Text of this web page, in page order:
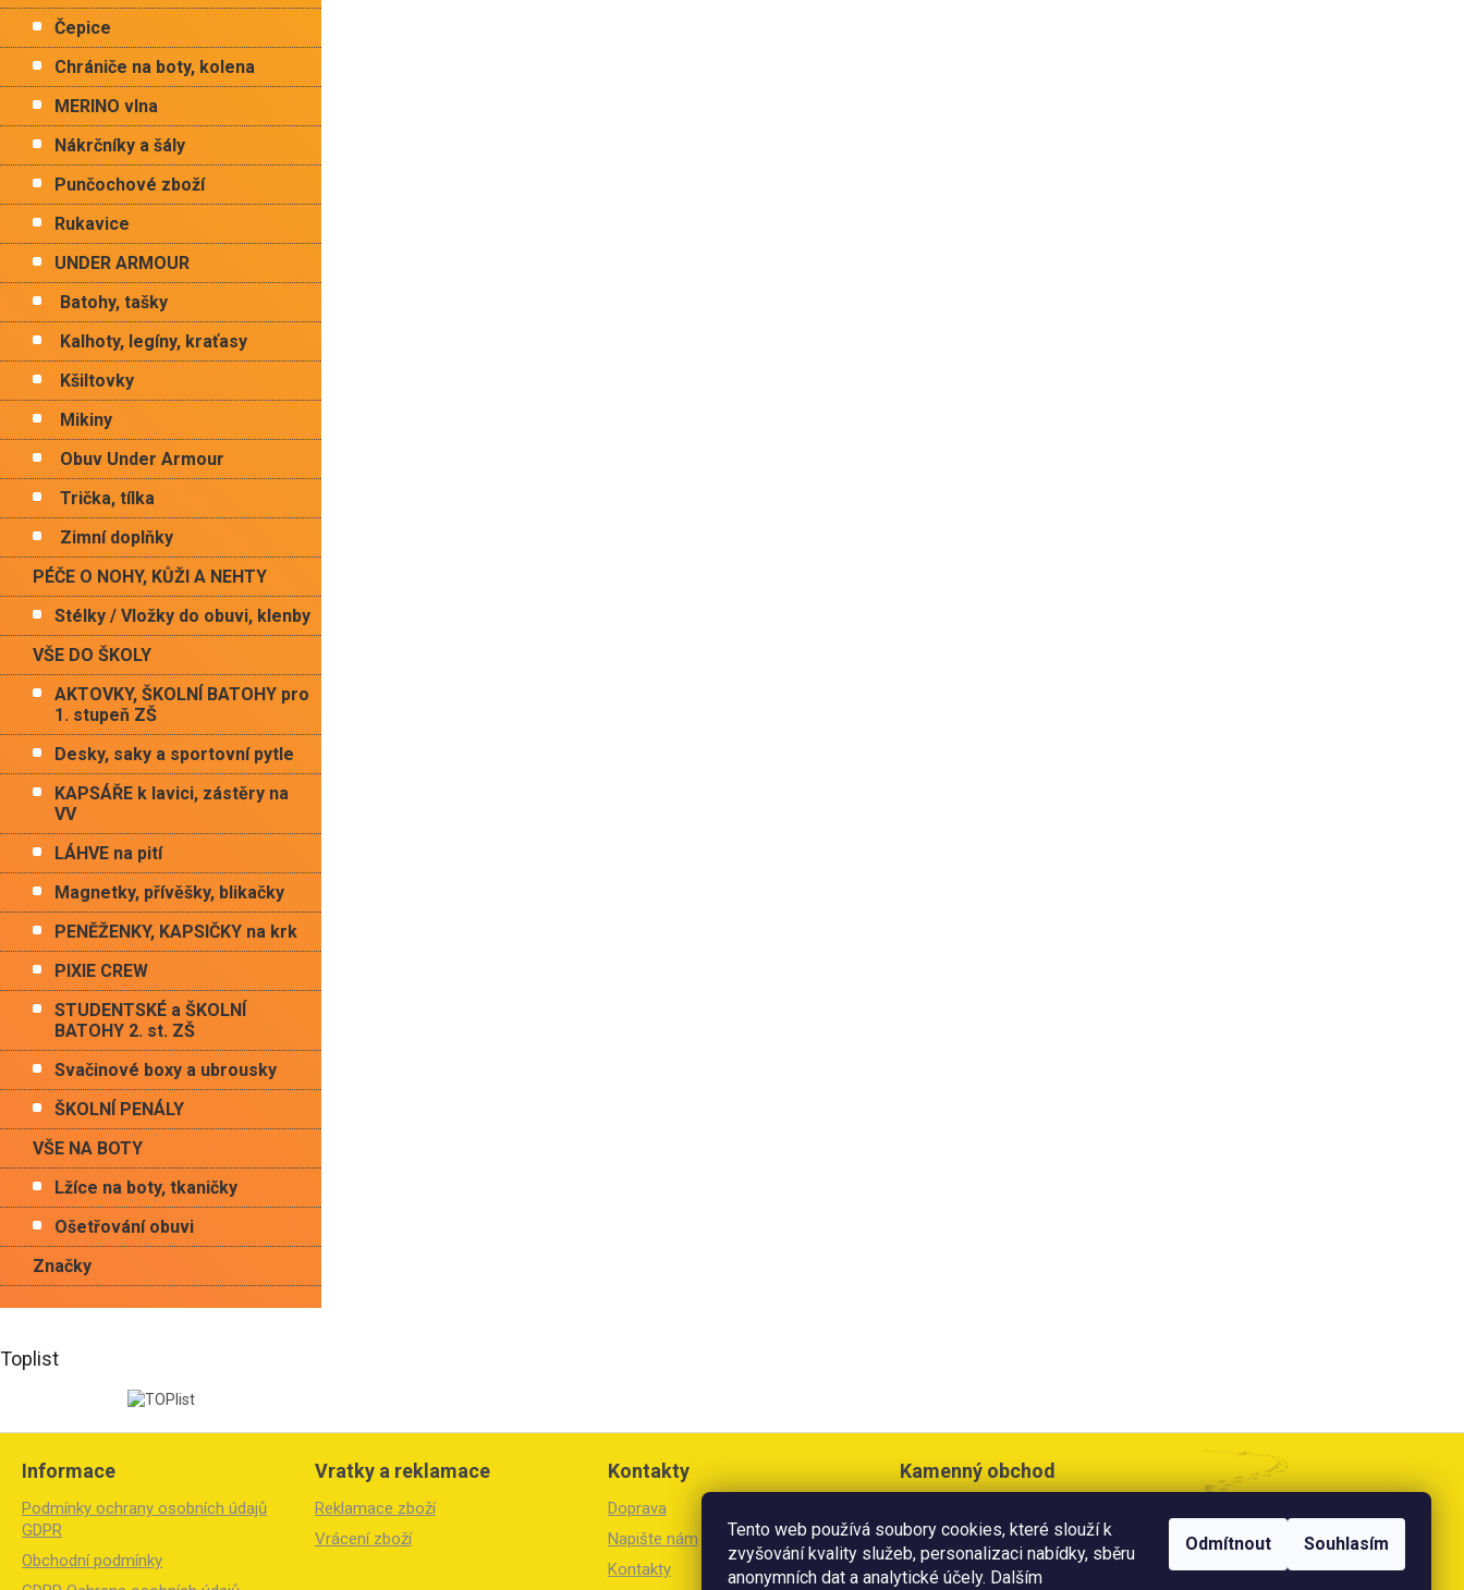
Tento web používá soubory cookies, které slouží k
zvyšování kvality služeb, personalizaci nabídky, sběru
anonymních dat a analytické účely. Dalším
Odmítnout Souhlasím
Čepice
Chrániče na boty, kolena
MERINO vlna
Nákrčníky a šály
Punčochové zboží
Rukavice
UNDER ARMOUR
Batohy, tašky
Kalhoty, legíny, kraťasy
Kšiltovky
Mikiny
Obuv Under Armour
Trička, tílka
Zimní doplňky
PÉČE O NOHY, KŮŽI A NEHTY
Stélky / Vložky do obuvi, klenby
VŠE DO ŠKOLY
AKTOVKY, ŠKOLNÍ BATOHY pro
1. stupeň ZŠ
Desky, saky a sportovní pytle
KAPSÁŘE k lavici, zástěry na
VV
LÁHVE na pití
Magnetky, přívěšky, blikačky
PENĚŽENKY, KAPSIČKY na krk
PIXIE CREW
STUDENTSKÉ a ŠKOLNÍ
BATOHY 2. st. ZŠ
Svačinové boxy a ubrousky
ŠKOLNÍ PENÁLY
VŠE NA BOTY
Lžíce na boty, tkaničky
Ošetřování obuvi
Značky
Toplist
Z
Informace
Podmínky ochrany osobních údajů
GDPR
Obchodní podmínky
Vratky a reklamace
Reklamace zboží
Vrácení zboží
Kontakty
Doprava
Napište nám
Kontakty
Kamenný obchod
Litoměřice
Otevírací doba: